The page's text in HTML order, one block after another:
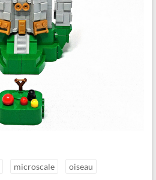
microscale oiseau